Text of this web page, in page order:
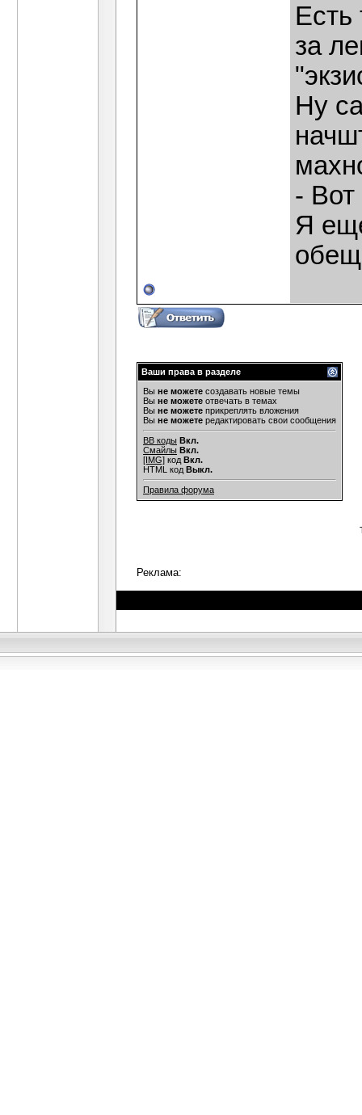
за
Ну
-
Я
Ваши права в разделе
Вы не можете создавать новые темы
Вы не можете отвечать в темах
Вы не можете прикреплять вложения
Вы не можете редактировать свои сообщения
BB коды Вкл.
Смайлы Вкл.
[IMG] код Вкл.
HTML код Выкл.
Правила форума
Реклама: